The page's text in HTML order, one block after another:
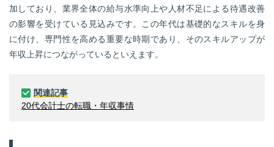
加しており、業界全体の給与水準向上や人材不足による待遇改善
の影響を受けている見込みです。この年代は基礎的なスキルを身
に付け、専門性を高める重要な時期であり、そのスキルアップが
年収上昇につながっているといえます。
関連記事
20代会計士の転職・年収事情